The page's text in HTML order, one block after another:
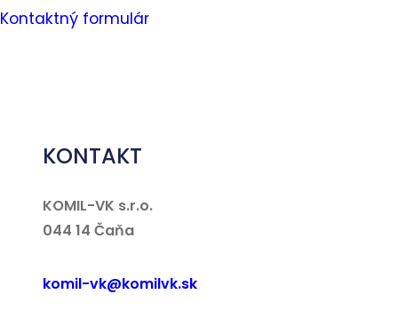
Kontaktný formulár
KONTAKT
KOMIL-VK s.r.o.
044 14 Čaňa
komil-vk@komilvk.sk